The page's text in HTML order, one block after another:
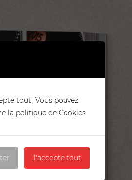
tout', Vous pouvez
la politique de Cookies
J'accepte tout